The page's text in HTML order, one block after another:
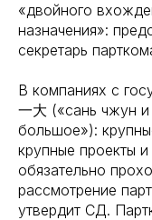
«двойного
назначения»:
секретарь
В компаниях с
一大 («сань чжун
большое»):
крупные проекты
обязательно
рассмотрение
утвердит СД.